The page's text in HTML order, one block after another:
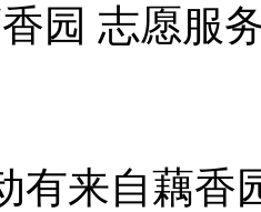
园 志愿服
有来自藕香